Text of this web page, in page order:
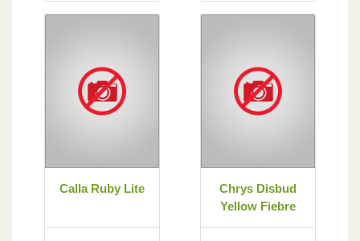
Calla Ruby Lite
Chrys Disbud
Yellow Fiebre